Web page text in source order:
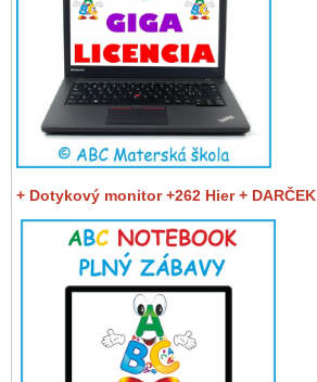
+ Dotykový monitor +262 Hier + DARČEK